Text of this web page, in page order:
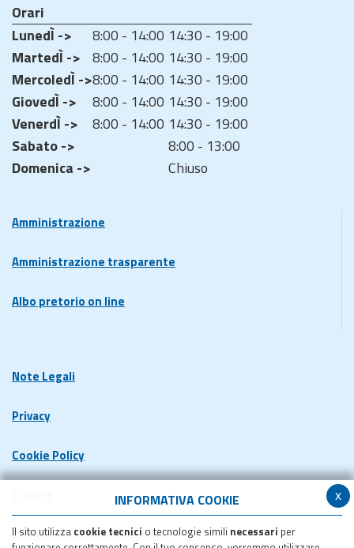
x
INFORMATIVA COOKIE
Il sito utilizza cookie tecnici o tecnologie simili necessari per
Orari
LunedÌ ->
8:00 - 14:00 14:30 - 19:00
MartedÌ -> 8:00 - 14:00 14:30 - 19:00
MercoledÌ ->8:00 - 14:00 14:30 - 19:00
GiovedÌ ->
8:00 - 14:00 14:30 - 19:00
VenerdÌ ->
8:00 - 14:00 14:30 - 19:00
Sabato ->
8:00 - 13:00
Domenica ->
Chiuso
Amministrazione
Amministrazione trasparente
Albo pretorio on line
Note Legali
Privacy
Cookie Policy
Dichiarazione di accessibilita'